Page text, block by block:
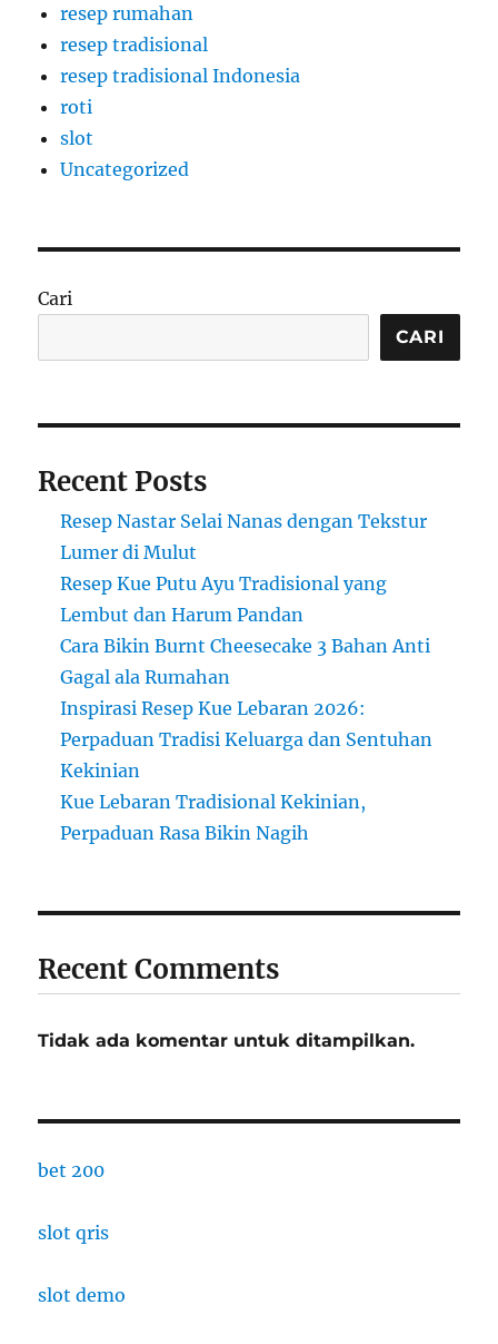
resep rumahan
resep tradisional
resep tradisional Indonesia
roti
slot
Uncategorized
Cari
CARI
Recent Posts
Resep Nastar Selai Nanas dengan Tekstur
Lumer di Mulut
Resep Kue Putu Ayu Tradisional yang
Lembut dan Harum Pandan
Cara Bikin Burnt Cheesecake 3 Bahan Anti
Gagal ala Rumahan
Inspirasi Resep Kue Lebaran 2026:
Perpaduan Tradisi Keluarga dan Sentuhan
Kekinian
Kue Lebaran Tradisional Kekinian,
Perpaduan Rasa Bikin Nagih
Recent Comments
Tidak ada komentar untuk ditampilkan.
bet 200
slot qris
slot demo